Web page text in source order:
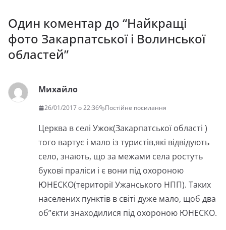
Один коментар до “Найкращі
фото Закарпатської і Волинської
областей”
Михайло
26/01/2017 о 22:36 Постійне посилання
Церква в селі Ужок(Закарпатської області )
того вартує і мало із туристів,які відвідують
село, знають, що за межами села ростуть
букові праліси і є вони під охороною
ЮНЕСКО(території Ужанського НПП). Таких
населених пунктів в світі дуже мало, щоб два
об”єкти знаходилися під охороною ЮНЕСКО.